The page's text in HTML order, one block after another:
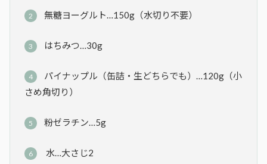
無糖ヨーグルト…150g（水切り不要）
はちみつ…30g
パイナップル（缶詰・生どちらでも）…120g（小
さめ角切り）
粉ゼラチン…5g
水…大さじ2